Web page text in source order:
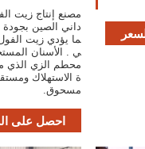
مصنع إنتاج زيت
داني الصين بجودة
ما يؤدي زيت
ي . الأسنان
محطم الزي الذي
ة الاستهلاك
مسحوق.
احصل على